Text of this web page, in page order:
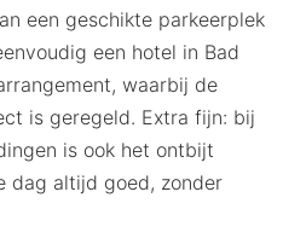
een geschikte parkeerplek
een hotel in Bad
waarbij de
is geregeld. Extra fijn: bij
is ook het ontbijt
dag altijd goed, zonder